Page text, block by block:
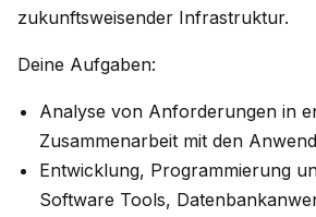
zukunftsweisender Infrastruktur.
Deine Aufgaben:
Analyse von Anforderungen in
Zusammenarbeit mit den
Entwicklung, Programmierung
Software Tools,